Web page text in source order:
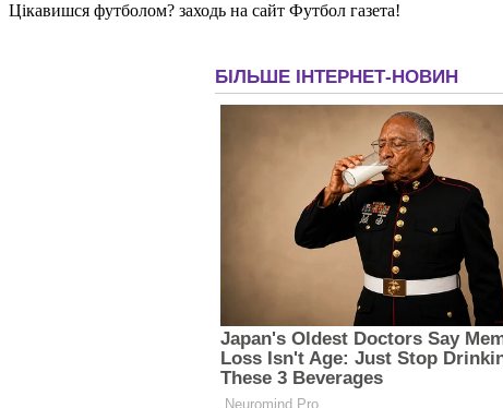
Цікавишся футболом? заходь на сайт Футбол газета!